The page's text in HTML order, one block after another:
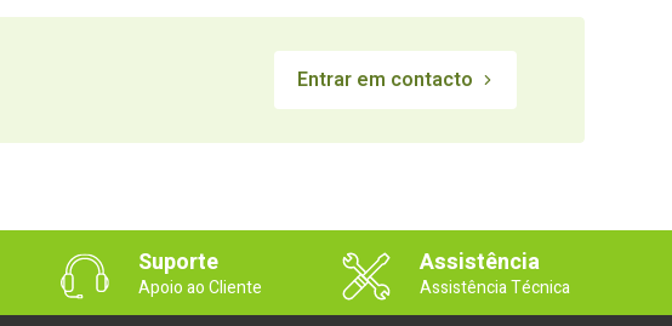
Entrar em contacto
Suporte
Apoio ao Cliente
Assistência
Assistência Técnica